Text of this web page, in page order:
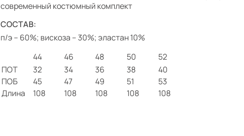
современный костюмный комплект
СОСТАВ:
п/э – 60%; вискоза – 30%; эластан 10%
44
46 48 50
52
ПОТ
32 34 36 38
40
ПОБ
45 47 49 51
53
Длина
108 108 108 108 108